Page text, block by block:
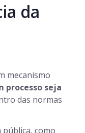
da
mecanismo
processo seja
das normas
como